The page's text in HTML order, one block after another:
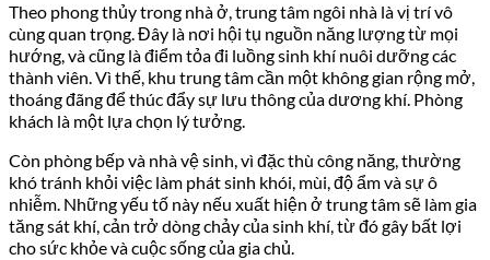
Theo phong thủy trong nhà ở, trung tâm ngôi nhà là vị trí vô
cùng quan trọng. Đây là nơi hội tụ nguồn năng lượng từ mọi
hướng, và cũng là điểm tỏa đi luồng sinh khí nuôi dưỡng các
thành viên. Vì thế, khu trung tâm cần một không gian rộng mở,
thoáng đãng để thúc đẩy sự lưu thông của dương khí. Phòng
khách là một lựa chọn lý tưởng.
Còn phòng bếp và nhà vệ sinh, vì đặc thù công năng, thường
khó tránh khỏi việc làm phát sinh khói, mùi, độ ẩm và sự ô
nhiễm. Những yếu tố này nếu xuất hiện ở trung tâm sẽ làm gia
tăng sát khí, cản trở dòng chảy của sinh khí, từ đó gây bất lợi
cho sức khỏe và cuộc sống của gia chủ.